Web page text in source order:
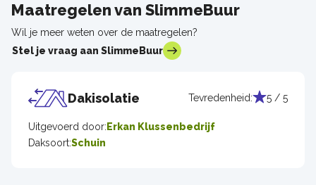
Maatregelen van SlimmeBuur
Wil je meer weten over de maatregelen?
Stel je vraag aan SlimmeBuur
Dakisolatie Tevredenheid: 5 / 5
Uitgevoerd door: Erkan Klussenbedrijf
Daksoort:Schuin